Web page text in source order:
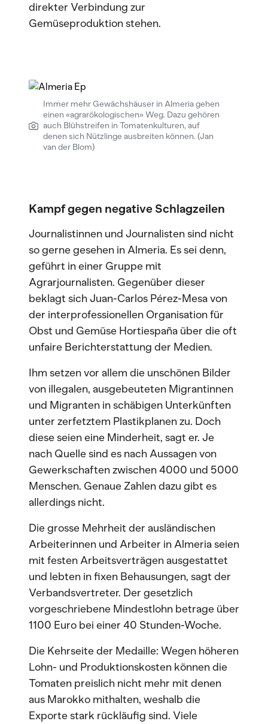
direkter Verbindung zur
Gemüseproduktion stehen.
Immer mehr Gewächshäuser in Almeria gehen
einen «agrarökologischen» Weg. Dazu gehören
auch Blühstreifen in Tomatenkulturen, auf
denen sich Nützlinge ausbreiten können. (Jan
van der Blom)
Kampf gegen negative Schlagzeilen
Journalistinnen und Journalisten sind nicht
so gerne gesehen in Almeria. Es sei denn,
geführt in einer Gruppe mit
Agrarjournalisten. Gegenüber dieser
beklagt sich Juan-Carlos Pérez-Mesa von
der interprofessionellen Organisation für
Obst und Gemüse Hortiespaña über die oft
unfaire Berichterstattung der Medien.
Ihm setzen vor allem die unschönen Bilder
von illegalen, ausgebeuteten Migrantinnen
und Migranten in schäbigen Unterkünften
unter zerfetztem Plastikplanen zu. Doch
diese seien eine Minderheit, sagt er. Je
nach Quelle sind es nach Aussagen von
Gewerkschaften zwischen 4000 und 5000
Menschen. Genaue Zahlen dazu gibt es
allerdings nicht.
Die grosse Mehrheit der ausländischen
Arbeiterinnen und Arbeiter in Almeria seien
mit festen Arbeitsverträgen ausgestattet
und lebten in fixen Behausungen, sagt der
Verbandsvertreter. Der gesetzlich
vorgeschriebene Mindestlohn betrage über
1100 Euro bei einer 40 Stunden-Woche.
Die Kehrseite der Medaille: Wegen höheren
Lohn- und Produktionskosten können die
Tomaten preislich nicht mehr mit denen
aus Marokko mithalten, weshalb die
Exporte stark rückläufig sind. Viele